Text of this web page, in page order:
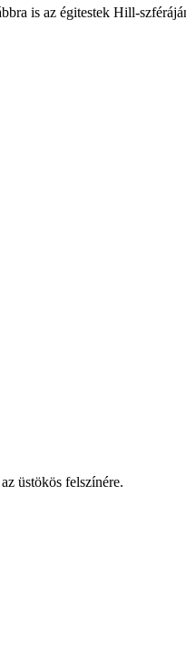
is az égitestek Hill-
üstökös felszínére.